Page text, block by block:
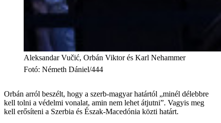
Aleksandar Vučić, Orbán Viktor és Karl Nehammer
Fotó: Németh Dániel/444
Orbán arról beszélt, hogy a szerb-magyar határtól „minél délebbre
kell tolni a védelmi vonalat, amin nem lehet átjutni”. Vagyis meg
kell erősíteni a Szerbia és Észak-Macedónia közti határt.